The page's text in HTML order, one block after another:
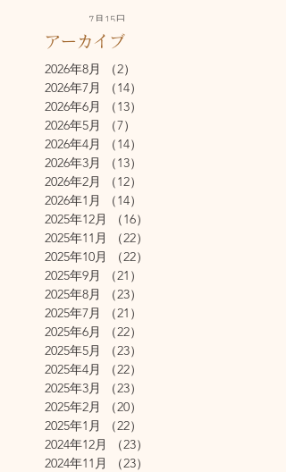
7月15日
アーカイブ
2026年8月
（2）
2026年7月
（14）
2026年6月
（13）
2026年5月
（7）
2026年4月
（14）
2026年3月
（13）
2026年2月
（12）
2026年1月
（14）
2025年12月
（16）
2025年11月
（22）
2025年10月
（22）
2025年9月
（21）
2025年8月
（23）
2025年7月
（21）
2025年6月
（22）
2025年5月
（23）
2025年4月
（22）
2025年3月
（23）
2025年2月
（20）
2025年1月
（22）
2024年12月
（23）
2024年11月
（23）